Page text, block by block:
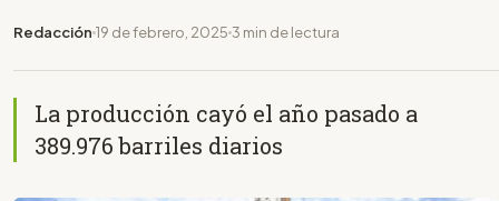
Redacción 19 de febrero, 2025 3 min de lectura
La producción cayó el año pasado a
389.976 barriles diarios